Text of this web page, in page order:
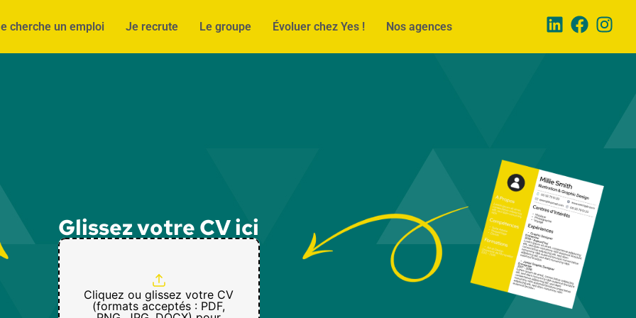
cherche un emploi Je recrute Le groupe Évoluer chez Yes ! Nos agences
Glissez votre CV ici
Cliquez ou glissez votre CV
(formats acceptés : PDF,